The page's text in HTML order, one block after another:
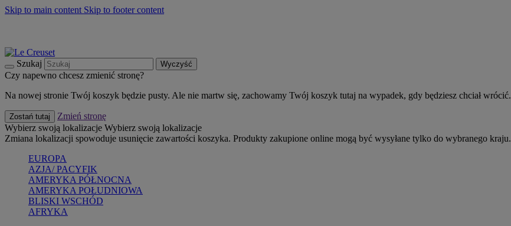
Skip to main content Skip to footer content
Szukaj Wyczyść
Czy napewno chcesz zmienić stronę?
Na nowej stronie Twój koszyk będzie pusty. Ale nie martw się, zachowamy Twój koszyk tutaj na wypadek, gdy będziesz chciał wrócić.
Zostań tutaj
Zmień stronę
Wybierz swoją lokalizacje Wybierz swoją lokalizacje
Zmiana lokalizacji spowoduje usunięcie zawartości koszyka. Produkty zakupione online mogą być wysyłane tylko do wybranego kraju.
EUROPA
AZJA/ PACYFIK
AMERYKA PÓŁNOCNA
AMERYKA POŁUDNIOWA
BLISKI WSCHÓD
AFRYKA